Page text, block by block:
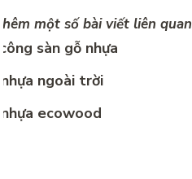
một số bài viết liên quan
sàn gỗ nhựa
ngoài trời
ecowood